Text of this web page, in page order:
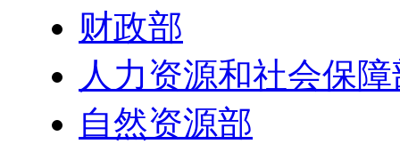
财政部
人力资源和社会保
自然资源部